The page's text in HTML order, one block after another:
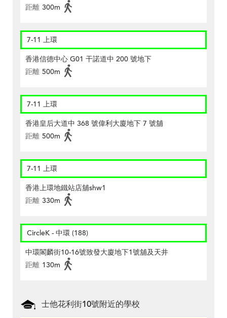
距離 300m
7-11 上環
香港信德中心 G01 干諾道中 200 號地下
距離 500m
7-11 上環
香港皇后大道中 368 號偉利大廈地下 7 號舖
距離 500m
7-11 上環
香港上環地鐵站店舖shw1
距離 330m
CircleK - 中環 (188)
中環閣麟街10-16號致發大廈地下1號舖及天井
距離 130m
士他花利街10號附近的學校